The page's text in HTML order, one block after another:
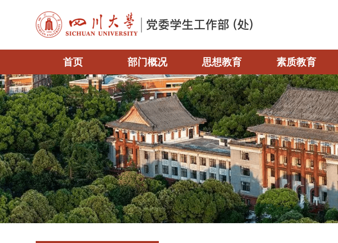
首页 部门概况 思想教育 素质教育